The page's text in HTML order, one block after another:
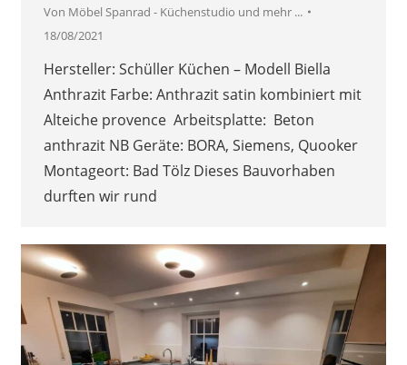
Von Möbel Spanrad - Küchenstudio und mehr ...
18/08/2021
Hersteller: Schüller Küchen – Modell Biella
Anthrazit Farbe: Anthrazit satin kombiniert mit
Alteiche provence Arbeitsplatte: Beton
anthrazit NB Geräte: BORA, Siemens, Quooker
Montageort: Bad Tölz Dieses Bauvorhaben
durften wir rund